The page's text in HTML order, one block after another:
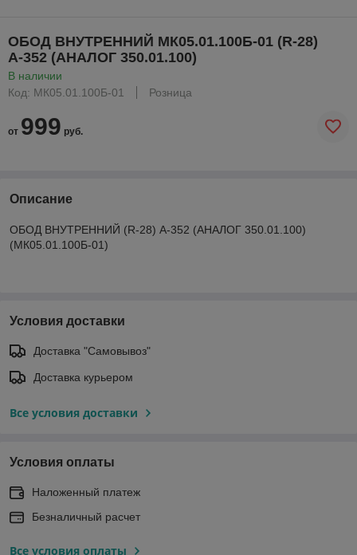
ОБОД ВНУТРЕННИЙ МК05.01.100Б-01 (R-28)
А-352 (АНАЛОГ 350.01.100)
В наличии
Код: МК05.01.100Б-01
Розница
от 999 руб.
Описание
ОБОД ВНУТРЕННИЙ (R-28) А-352 (АНАЛОГ 350.01.100)
(МК05.01.100Б-01)
Условия доставки
Доставка "Самовывоз"
Доставка курьером
Все условия доставки
Условия оплаты
Наложенный платеж
Безналичный расчет
Все условия оплаты